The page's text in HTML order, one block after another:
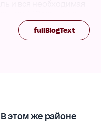
рядом школа,
Закрытый
видеонаблюдение
fullBlogText
В этом же районе